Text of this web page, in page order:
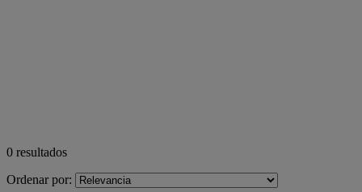
0 resultados
Ordenar por: